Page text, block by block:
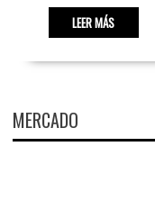
LEER MÁS
MERCADO